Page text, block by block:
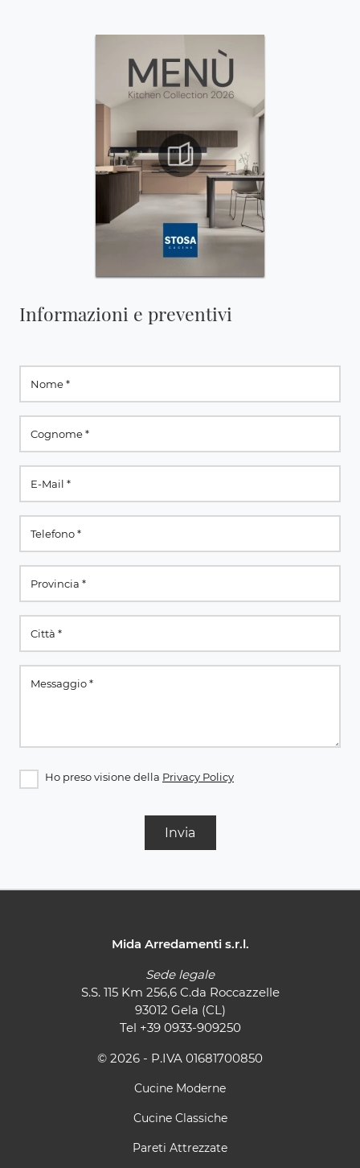
Informazioni e preventivi
Ho preso visione della Privacy Policy
Invia
Mida Arredamenti s.r.l.
Sede legale
S.S. 115 Km 256,6 C.da Roccazzelle
93012 Gela (CL)
Tel +39 0933-909250
© 2026 - P.IVA 01681700850
Cucine Moderne
Cucine Classiche
Pareti Attrezzate